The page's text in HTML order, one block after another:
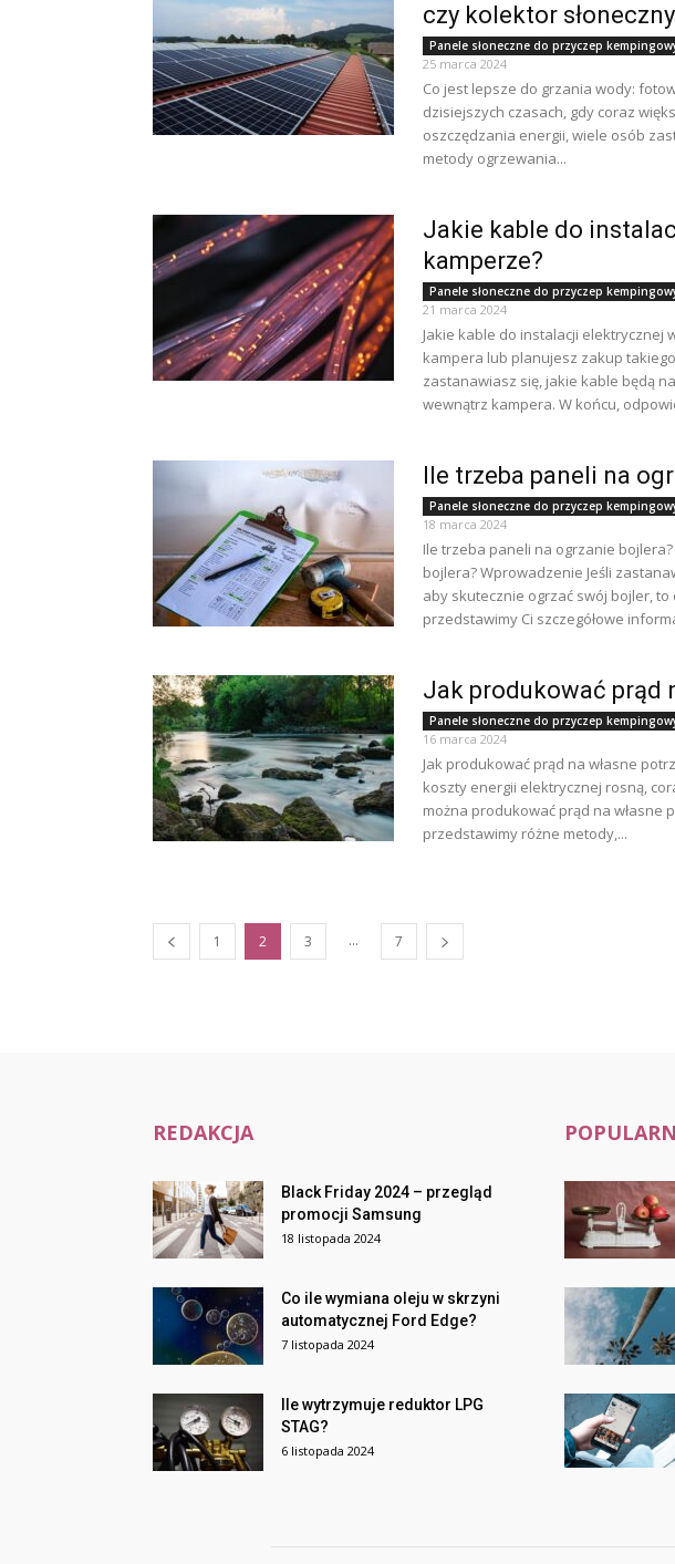
czy kolektor
Panele słoneczne do przyczep
25 marca 2024
Co jest lepsze do grzania wody:
dzisiejszych czasach, gdy coraz
oszczędzania energii, wiele osób
metody ogrzewania...
Jakie kable do
kamperze?
Panele słoneczne do przyczep
21 marca 2024
Jakie kable do instalacji elektrycznej
kampera lub planujesz zakup
zastanawiasz się, jakie kable będą
wewnątrz kampera. W końcu,
Ile trzeba paneli na
Panele słoneczne do przyczep
18 marca 2024
Ile trzeba paneli na ogrzanie
bojlera? Wprowadzenie Jeśli
aby skutecznie ogrzać swój bojler, to
przedstawimy Ci szczegółowe
Jak produkować prąd
Panele słoneczne do przyczep
16 marca 2024
Jak produkować prąd na własne
koszty energii elektrycznej rosną,
można produkować prąd na własne
przedstawimy różne metody,...
1 2 3 ... 7
REDAKCJA
Black Friday 2024 – przegląd
promocji Samsung
18 listopada 2024
Co ile wymiana oleju w skrzyni
automatycznej Ford Edge?
7 listopada 2024
Ile wytrzymuje reduktor LPG
STAG?
6 listopada 2024